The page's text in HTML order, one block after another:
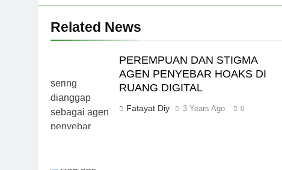
Related News
PEREMPUAN DAN STIGMA
AGEN PENYEBAR HOAKS DI
RUANG DIGITAL
Fatayat Diy 3 Years Ago 0